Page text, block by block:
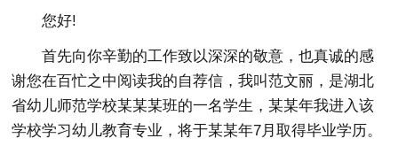
您好!
首先向你辛勤的工作致以深深的敬意，也真诚的感
谢您在百忙之中阅读我的自荐信，我叫范文丽，是湖北
省幼儿师范学校某某某班的一名学生，某某年我进入该
学校学习幼儿教育专业，将于某某年7月取得毕业学历。